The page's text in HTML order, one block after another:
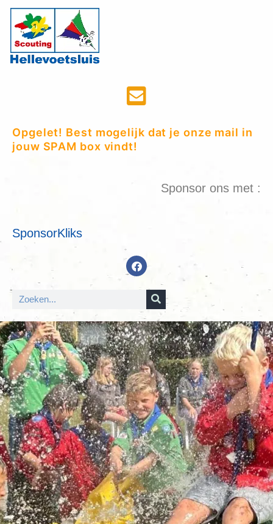
Opgelet! Best mogelijk dat je onze mail in
jouw SPAM box vindt!
Sponsor ons met :
SponsorKliks